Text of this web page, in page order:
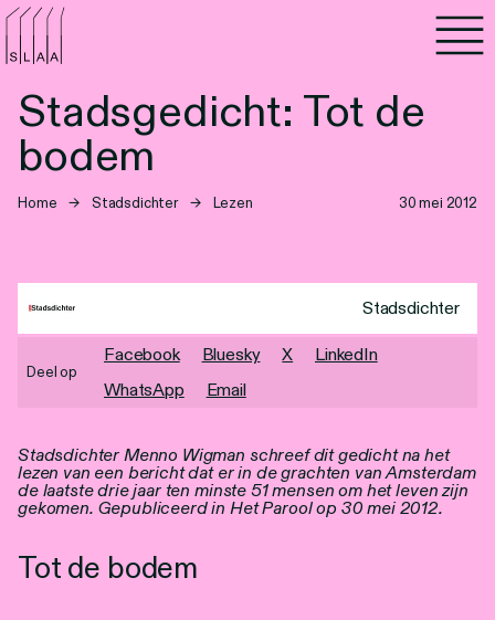
Stadsgedicht: Tot de
bodem
Home → Stadsdichter → Lezen 30 mei 2012
Stadsdichter Menno Wigman schreef dit gedicht na het
lezen van een bericht dat er in de grachten van Amsterdam
de laatste drie jaar ten minste 51 mensen om het leven zijn
gekomen. Gepubliceerd in Het Parool op 30 mei 2012.
Tot de bodem
Stadsdichter
Deel op
Facebook Bluesky X
LinkedIn
WhatsApp
Email
Agenda
Programma's
Lezen
Nieuwsbrief
Over SLAA
Vacatures
Locaties
Personen
Toegankelijkheid